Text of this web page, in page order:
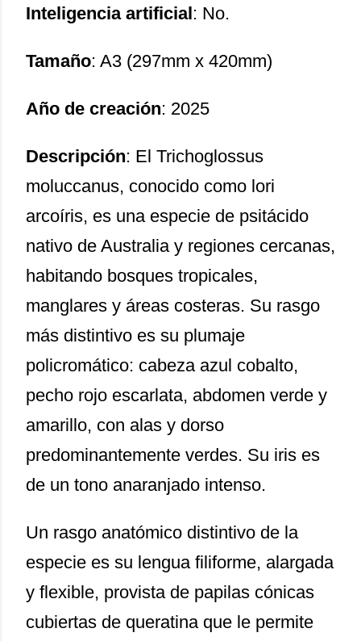
Inteligencia artificial: No.
Tamaño: A3 (297mm x 420mm)
Año de creación: 2025
Descripción: El Trichoglossus
moluccanus, conocido como lori
arcoíris, es una especie de psitácido
nativo de Australia y regiones cercanas,
habitando bosques tropicales,
manglares y áreas costeras. Su rasgo
más distintivo es su plumaje
policromático: cabeza azul cobalto,
pecho rojo escarlata, abdomen verde y
amarillo, con alas y dorso
predominantemente verdes. Su iris es
de un tono anaranjado intenso.
Un rasgo anatómico distintivo de la
especie es su lengua filiforme, alargada
y flexible, provista de papilas cónicas
cubiertas de queratina que le permite